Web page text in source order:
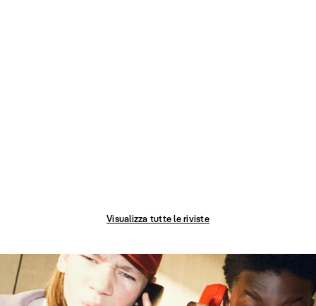
Visualizza tutte le riviste